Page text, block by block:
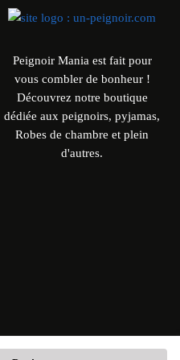
Peignoir Mania est fait pour
vous combler de bonheur !
Découvrez notre boutique
dédiée aux peignoirs, pyjamas,
Robes de chambre et plein
d'autres.